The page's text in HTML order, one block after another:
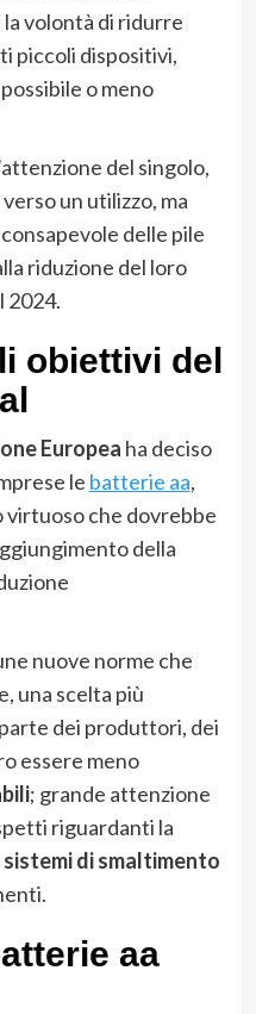
volontà di ridurre
piccoli dispositivi,
o meno
del singolo,
un utilizzo, ma
delle pile
riduzione del loro
2024.
obiettivi del
Europea ha deciso
le batterie aa,
virtuoso che dovrebbe
della
nuove norme che
una scelta più
dei produttori, dei
essere meno
; grande attenzione
riguardanti la
sistemi di smaltimento
aa